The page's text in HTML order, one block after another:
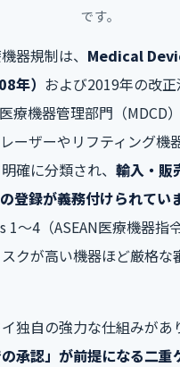
です。
器規制は、 Medical
年） および2019年の改正
療機器管理部門（MDCD
ーザーやリフティング機
確に分類され、 輸入・販
登録が義務付けられてい
1〜4（ASEAN医療機器指
クが高い機器ほど厳格な
独自の強力な仕組みがあ
の承認」が前提になる二